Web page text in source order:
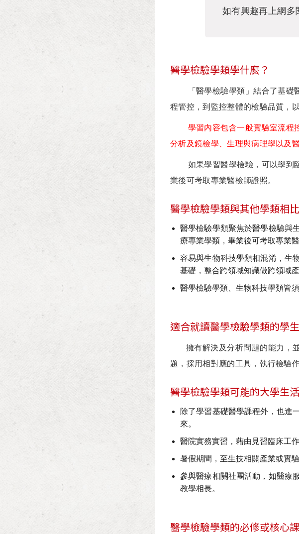
如有興趣再上網多
醫學檢驗學類學什麼？
「醫學檢驗學類」結合了基礎醫
程管控，到監控整體的檢驗品質，
學習內容包含一般實驗室流程
分析及鏡檢學、生理與病理學以及
如果學習醫學檢驗，可以學到臨
業後可考取專業醫檢師證照。
醫學檢驗學類與其他學類相比
醫學檢驗學類聚焦於醫學檢驗與
療專業學類，畢業後可考取專業醫
容易與生物科技學類相混淆，生
基礎，整合跨領域知識做跨領域
醫學檢驗學類、生物科技學類皆
適合就讀醫學檢驗學類的學生
擁有解決及分析問題的能力，並
題，採用相對應的工具，執行檢驗
醫學檢驗學類可能的大學生活
除了學習基礎醫學課程外，也進
來。
醫院實務實習，藉由見習臨床工
暑假期間，至生技相關產業或實
參與醫療相關社團活動，如醫療
教學相長。
醫學檢驗學類的必修或核心